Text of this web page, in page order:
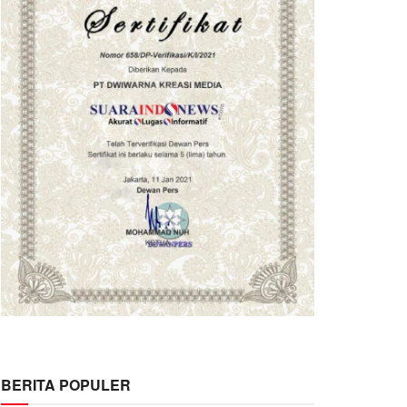
BERITA POPULER